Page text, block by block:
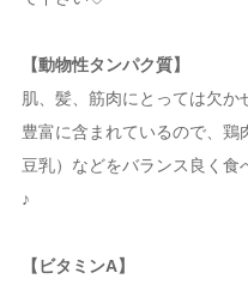
【動物性タンパク質】
肌、髪、筋肉にとっては欠か
豊富に含まれているので、鶏
豆乳）などをバランス良く食
♪
【ビタミンA】